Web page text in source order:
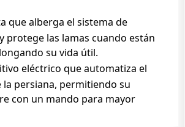
que alberga el sistema de
protege las lamas cuando están
su vida útil.
eléctrico que automatiza el
persiana, permitiendo su
con un mando para mayor